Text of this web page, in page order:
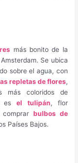
más bonito de la
Se ubica
sobre el agua, con
repletas de flores,
más coloridos de
esel tulipán, flor
comprarbulbos de
Países Bajos.